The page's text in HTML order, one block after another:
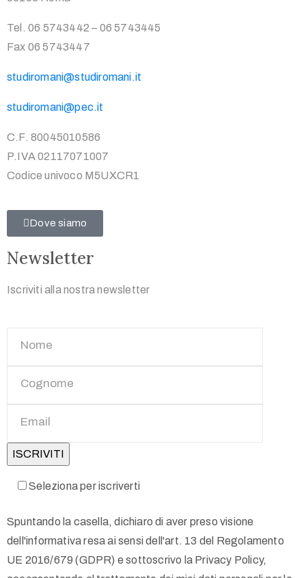
Tel. 06 5743442 – 06 5743445
Fax 06 5743447
studiromani@studiromani.it
studiromani@pec.it
C.F. 80045010586
P.IVA 02117071007
Codice univoco M5UXCR1
Dove siamo
Newsletter
Iscriviti alla nostra newsletter
Seleziona per iscriverti
Spuntando la casella, dichiaro di aver preso visione
dell'informativa resa ai sensi dell'art. 13 del Regolamento
UE 2016/679 (GDPR) e sottoscrivo la Privacy Policy,